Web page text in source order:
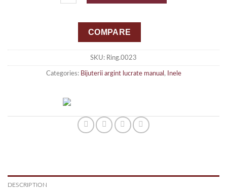
COMPARE
SKU: Ring.0023
Categories: Bijuterii argint lucrate manual , Inele
DESCRIPTION